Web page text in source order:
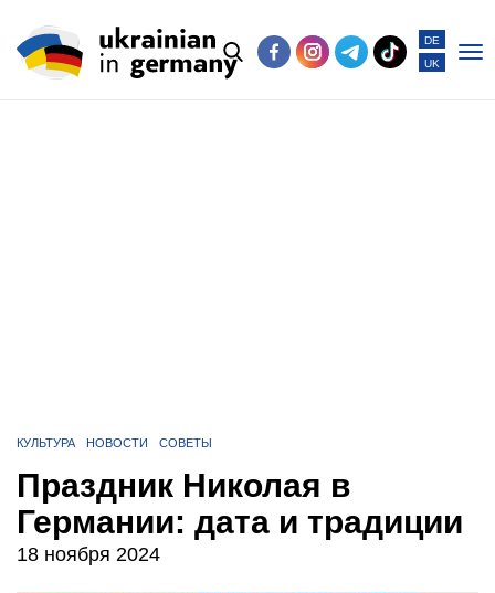
DE
UK
КУЛЬТУРА НОВОСТИ СОВЕТЫ
Праздник Николая в
Германии: дата и традиции
18 ноября 2024